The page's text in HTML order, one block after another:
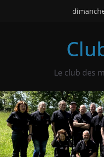
Le club des